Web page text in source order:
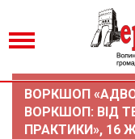
ВОРКШОП
ВОРКШОП: ВІД
ПРАКТИКИ», 16